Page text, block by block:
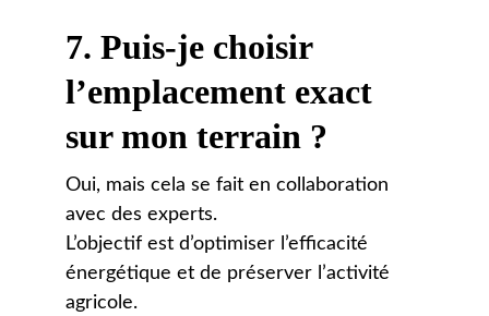
7. Puis-je choisir
l’emplacement exact
sur mon terrain ?
Oui, mais cela se fait en collaboration
avec des experts.
L’objectif est d’optimiser l’efficacité
énergétique et de préserver l’activité
agricole.